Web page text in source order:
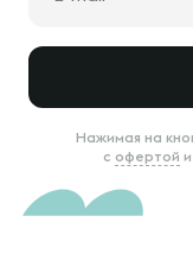
Нажимая на
с офертой и